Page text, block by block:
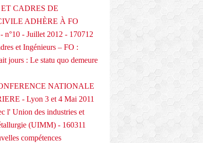
CADRES DE
ADHÈRE À FO
n°10 - Juillet 2012 - 170712
et Ingénieurs – FO :
jours : Le statu quo demeure
NATIONALE
- Lyon 3 et 4 Mai 2011
l' Union des industries et
(UIMM) - 160311
compétences